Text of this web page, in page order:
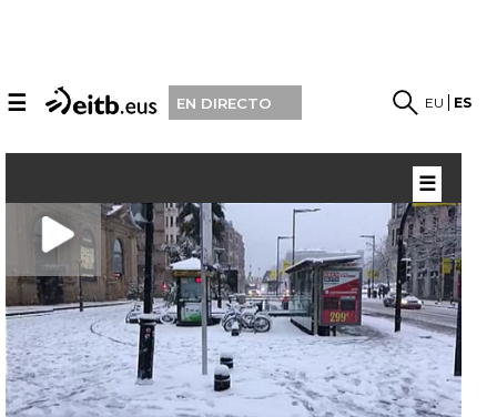
☰ EN DIRECTO EU ES
☰